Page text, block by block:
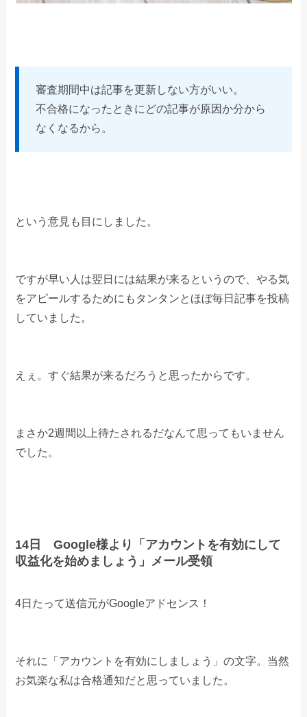
審査期間中は記事を更新しない方がいい。
不合格になったときにどの記事が原因か分から
なくなるから。
という意見も目にしました。
ですが早い人は翌日には結果が来るというので、やる気
をアピールするためにもタンタンとほぼ毎日記事を投稿
していました。
えぇ。すぐ結果が来るだろうと思ったからです。
まさか2週間以上待たされるだなんて思ってもいません
でした。
14日 Google様より「アカウントを有効にして
収益化を始めましょう」メール受領
4日たって送信元がGoogleアドセンス！
それに「アカウントを有効にしましょう」の文字。当然
お気楽な私は合格通知だと思っていました。